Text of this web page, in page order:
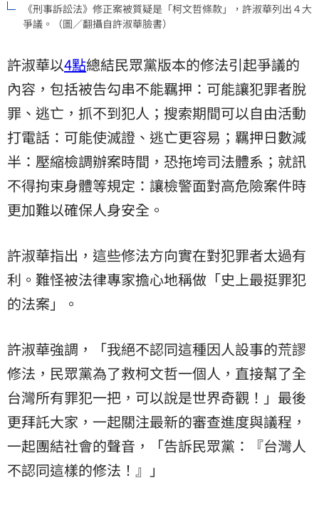
《刑事訴訟法》修正案被質疑是「柯文哲條款」，許淑華列出４大
爭議。（圖／翻攝自許淑華臉書）
許淑華以4點總結民眾黨版本的修法引起爭議的
內容，包括被告勾串不能羈押：可能讓犯罪者脫
罪、逃亡，抓不到犯人；搜索期間可以自由活動
打電話：可能使滅證、逃亡更容易；羈押日數減
半：壓縮檢調辦案時間，恐拖垮司法體系；就訊
不得拘束身體等規定：讓檢警面對高危險案件時
更加難以確保人身安全。
許淑華指出，這些修法方向實在對犯罪者太過有
利。難怪被法律專家擔心地稱做「史上最挺罪犯
的法案」。
許淑華強調，「我絕不認同這種因人設事的荒謬
修法，民眾黨為了救柯文哲一個人，直接幫了全
台灣所有罪犯一把，可以說是世界奇觀！」最後
更拜託大家，一起關注最新的審查進度與議程，
一起團結社會的聲音，「告訴民眾黨：『台灣人
不認同這樣的修法！』」